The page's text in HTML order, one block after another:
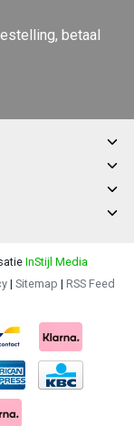
betaal
InStijl Media
| Sitemap | RSS Feed